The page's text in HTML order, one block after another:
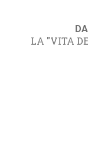
LA "VITA